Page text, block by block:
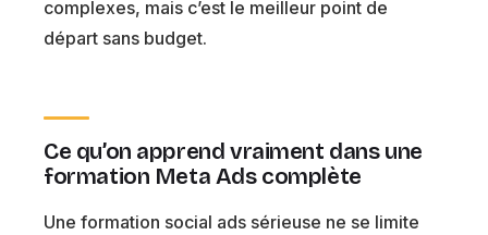
complexes, mais c’est le meilleur point de
départ sans budget.
Ce qu’on apprend vraiment dans une
formation Meta Ads complète
Une formation social ads sérieuse ne se limite